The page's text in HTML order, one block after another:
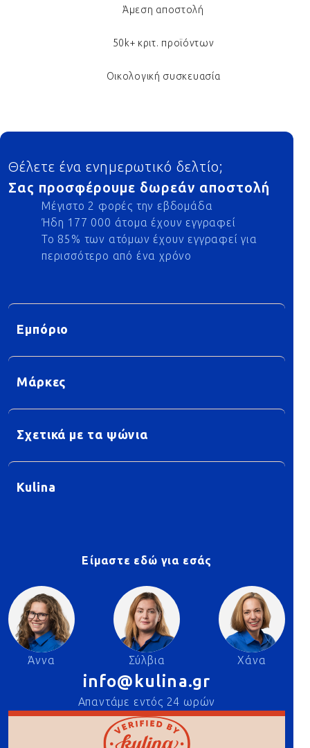
Άμεση αποστολή
50k+ κριτ. προϊόντων
Οικολογική συσκευασία
Footer
Θέλετε ένα ενημερωτικό δελτίο;
Σας προσφέρουμε δωρεάν αποστολή
Μέγιστο 2 φορές την εβδομάδα
Ήδη 177 000 άτομα έχουν εγγραφεί
Το 85% των ατόμων έχουν εγγραφεί για
περισσότερο από ένα χρόνο
Εμπόριο
Μάρκες
Σχετικά με τα ψώνια
Kulina
Είμαστε εδώ για εσάς
Άννα Σύλβια Χάνα
info@kulina.gr
Απαντάμε εντός 24 ωρών